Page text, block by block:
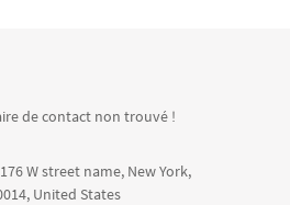
de contact non trouvé !
W street name, New York,
United States